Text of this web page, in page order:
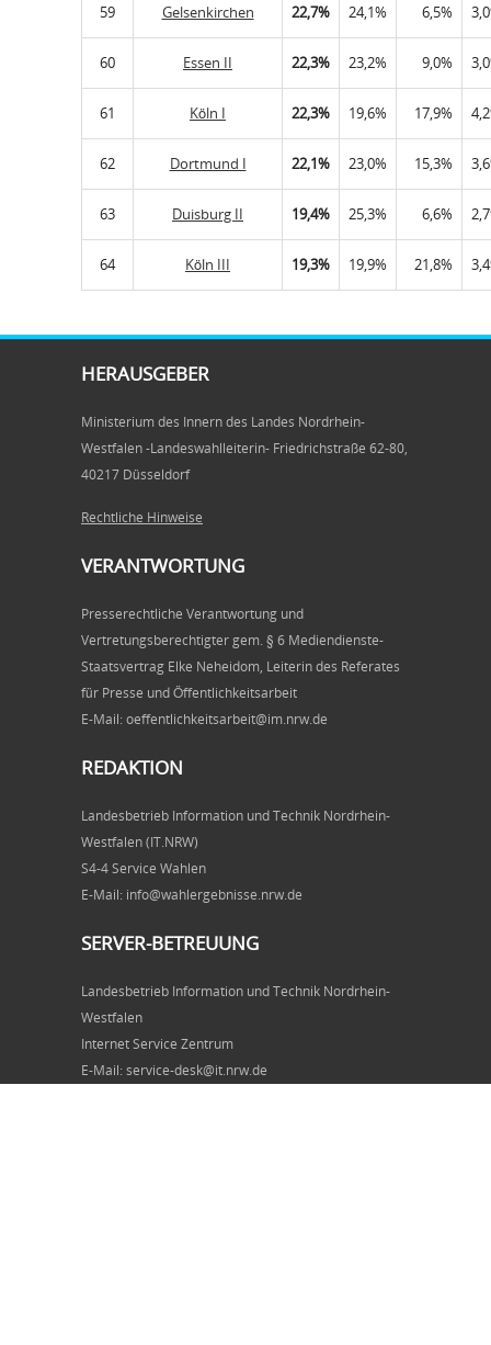
59 Gelsenkirchen 22,7% 24,1% 6,5%
60 Essen II 22,3% 23,2% 9,0%
61 Köln I 22,3% 19,6% 17,9%
62 Dortmund I 22,1% 23,0% 15,3%
63 Duisburg II 19,4% 25,3% 6,6%
64 Köln III 19,3% 19,9% 21,8%
HERAUSGEBER
Ministerium des Innern des Landes Nordrhein-
Westfalen -Landeswahlleiterin- Friedrichstraße 62-80,
40217 Düsseldorf
Rechtliche Hinweise
VERANTWORTUNG
Presserechtliche Verantwortung und
Vertretungsberechtigter gem. § 6 Mediendienste-
Staatsvertrag Elke Neheidom, Leiterin des Referates
für Presse und Öffentlichkeitsarbeit
E-Mail: oeffentlichkeitsarbeit@im.nrw.de
REDAKTION
Landesbetrieb Information und Technik Nordrhein-
Westfalen (IT.NRW)
S4-4 Service Wahlen
E-Mail: info@wahlergebnisse.nrw.de
SERVER-BETREUUNG
Landesbetrieb Information und Technik Nordrhein-
Westfalen
Internet Service Zentrum
E-Mail: service-desk@it.nrw.de